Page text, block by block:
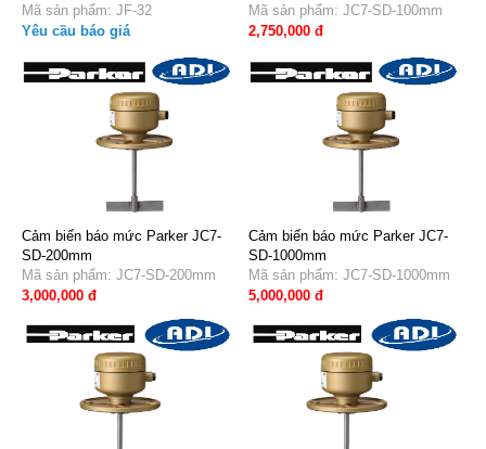
Mã sản phẩm: JF-32
Yêu cầu báo giá
Mã sản phẩm: JC7-SD-100mm
2,750,000 đ
Cảm biến báo mức Parker JC7-
SD-200mm
Mã sản phẩm: JC7-SD-200mm
3,000,000 đ
Cảm biến báo mức Parker JC7-
SD-1000mm
Mã sản phẩm: JC7-SD-1000mm
5,000,000 đ